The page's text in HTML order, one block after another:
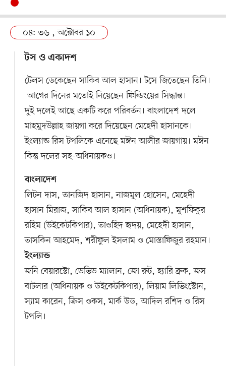
০৪: ৩৬ , অক্টোবর ১০
টস ও একাদশ
টেলস ডেকেছেন সাকিব আল হাসান। টসে জিতেছেন তিনি।
আগের দিনের মতোই নিয়েছেন ফিল্ডিংয়ের সিদ্ধান্ত।
দুই দলেই আছে একটি করে পরিবর্তন। বাংলাদেশ দলে
মাহমুদউল্লাহ জায়গা করে দিয়েছেন মেহেদী হাসানকে।
ইংল্যান্ড রিস টপলিকে এনেছে মঈন আলীর জায়গায়। মঈন
কিন্তু দলের সহ-অধিনায়কও।
বাংলাদেশ
লিটন দাস, তানজিদ হাসান, নাজমুল হোসেন, মেহেদী
হাসান মিরাজ, সাকিব আল হাসান (অধিনায়ক), মুশফিকুর
রহিম (উইকেটকিপার), তাওহিদ হৃদয়, মেহেদী হাসান,
তাসকিন আহমেদ, শরীফুল ইসলাম ও মোস্তাফিজুর রহমান।
ইংল্যান্ড
জনি বেয়ারস্টো, ডেভিড ম্যালান, জো রুট, হ্যারি ব্রুক, জস
বাটলার (অধিনায়ক ও উইকেটকিপার), লিয়াম লিভিংস্টোন,
স্যাম কারেন, ক্রিস ওকস, মার্ক উড, আদিল রশিদ ও রিস
টপলি।